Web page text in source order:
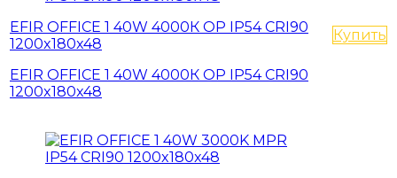
EFIR OFFICE 1 40W 4000К OP IP54 CRI90
1200x180x48
EFIR OFFICE 1 40W 4000К OP IP54 CRI90
1200x180x48
Купить